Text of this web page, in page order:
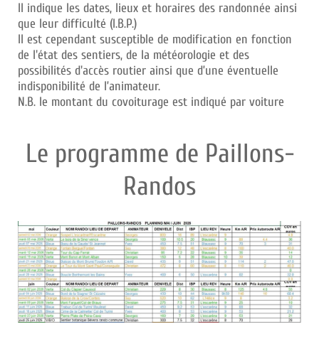
Il indique les dates, lieux et horaires des randonnée ainsi
que leur difficulté (I.B.P.)
Il est cependant susceptible de modification en fonction
de l'état des sentiers, de la météorologie et des
possibilités d'accès routier ainsi que d’une éventuelle
indisponibilité de l’animateur.
N.B. le montant du covoiturage est indiqué par voiture
Le programme de Paillons-
Randos